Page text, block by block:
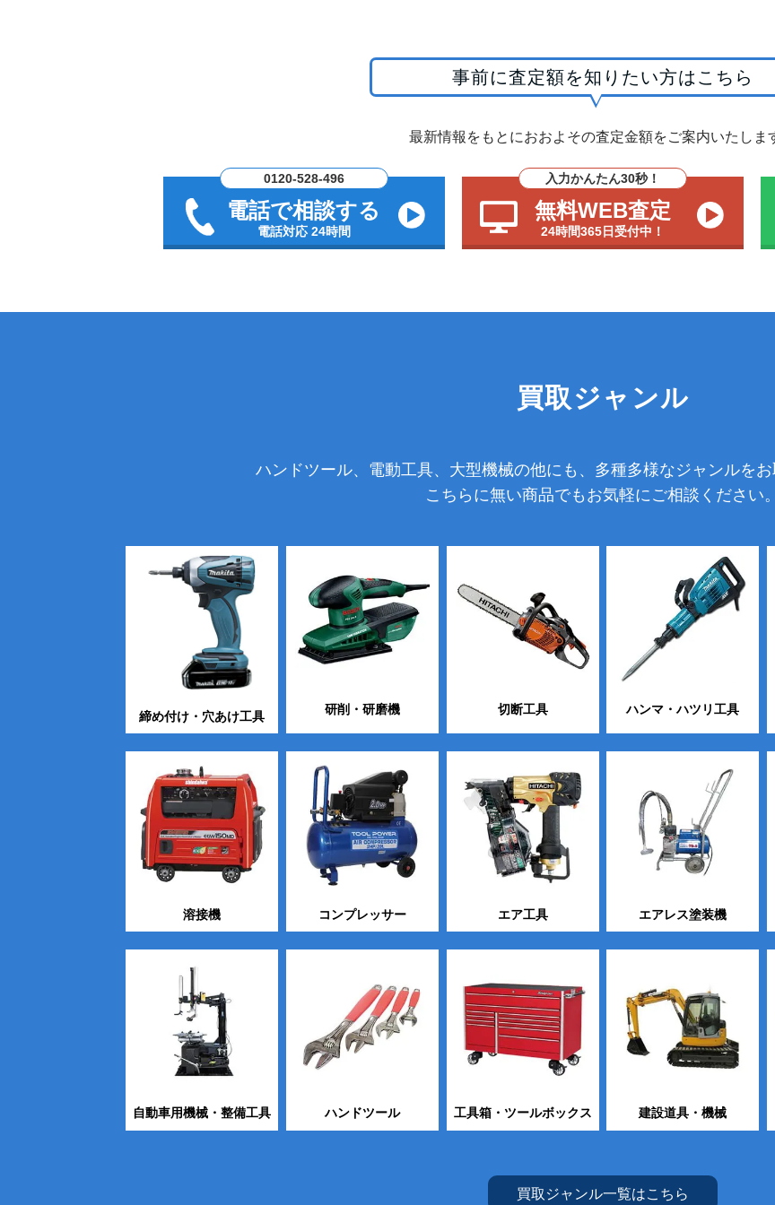
事前に査定額を知りたい方はこちら
最新情報をもとにおおよその査定金額をご案内いたしま
0120-528-496
電話で相談する
電話対応 24時間
入力かんたん30秒！
無料WEB査定
24時間365日受付中！
買取ジャンル
ハンドツール、電動工具、大型機械の他にも、多種多様なジャンルをお
こちらに無い商品でもお気軽にご相談ください。
締め付け・穴あけ工具 研削・研磨機 切断工具 ハンマ・ハツリ工具
溶接機 コンプレッサー エア工具 エアレス塗装機
自動車用機械・整備工具 ハンドツール 工具箱・ツールボックス 建設道具・機械
買取ジャンル一覧はこちら